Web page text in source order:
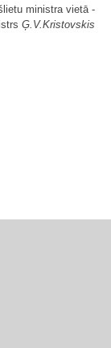
ministra vietā -
Ģ.V.Kristovskis